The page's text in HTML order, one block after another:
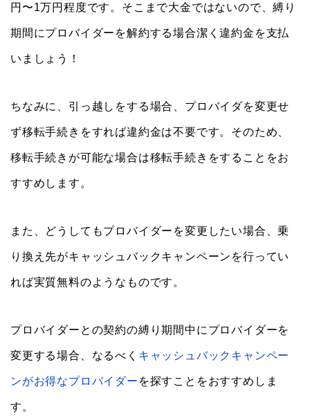
円〜1万円程度です。そこまで大金ではないので、縛り
期間にプロバイダーを解約する場合潔く違約金を支払
いましょう！
ちなみに、引っ越しをする場合、プロバイダを変更せ
ず移転手続きをすれば違約金は不要です。そのため、
移転手続きが可能な場合は移転手続きをすることをお
すすめします。
また、どうしてもプロバイダーを変更したい場合、乗
り換え先がキャッシュバックキャンペーンを行ってい
れば実質無料のようなものです。
プロバイダーとの契約の縛り期間中にプロバイダーを
変更する場合、なるべく キャッシュバックキャンペー
ンがお得なプロバイダー を探すことをおすすめしま
す。